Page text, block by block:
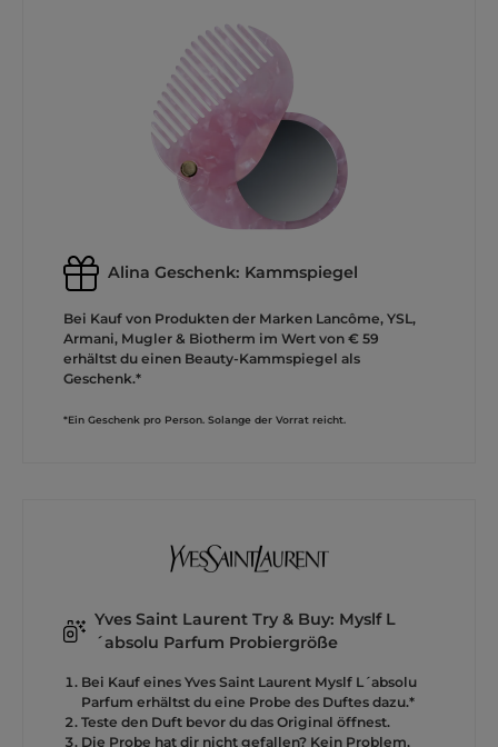
Alina Geschenk: Kammspiegel
Bei Kauf von Produkten der Marken Lancôme, YSL,
Armani, Mugler & Biotherm im Wert von € 59
erhältst du einen Beauty-Kammspiegel als
Geschenk.*
*Ein Geschenk pro Person. Solange der Vorrat reicht.
Yves Saint Laurent Try & Buy: Myslf L
´absolu Parfum Probiergröße
Bei Kauf eines Yves Saint Laurent Myslf L´absolu
Parfum erhältst du eine Probe des Duftes dazu.*
Teste den Duft bevor du das Original öffnest.
Die Probe hat dir nicht gefallen? Kein Problem,